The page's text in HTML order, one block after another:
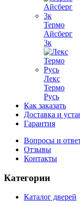
Термо
Айсберг
3к
Лекс
Термо
Русь
Как заказать
Доставка и
Гарантия
Вопросы и
Отзывы
Контакты
Категории
Каталог дверей